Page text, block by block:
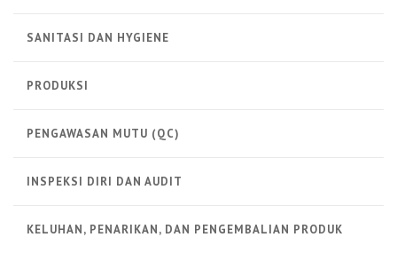
SANITASI DAN HYGIENE
PRODUKSI
PENGAWASAN MUTU (QC)
INSPEKSI DIRI DAN AUDIT
KELUHAN, PENARIKAN, DAN PENGEMBALIAN PRODUK